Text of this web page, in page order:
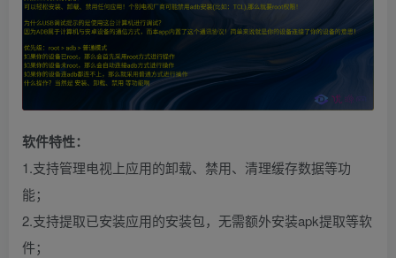
软件特性：
1.支持管理电视上应用的卸载、禁用、清理缓存数据等功
能；
2.支持提取已安装应用的安装包，无需额外安装apk提取等软
件；